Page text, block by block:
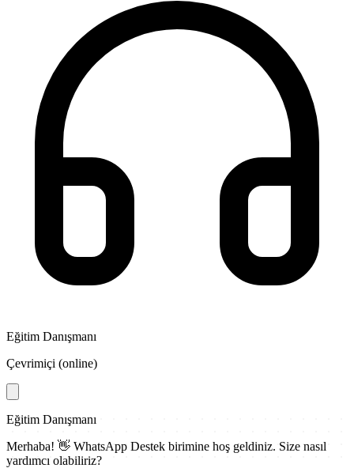
Eğitim Danışmanı
Çevrimiçi (online)
Eğitim Danışmanı
Merhaba! 👋 WhatsApp Destek birimine hoş geldiniz. Size nasıl
yardımcı olabiliriz?